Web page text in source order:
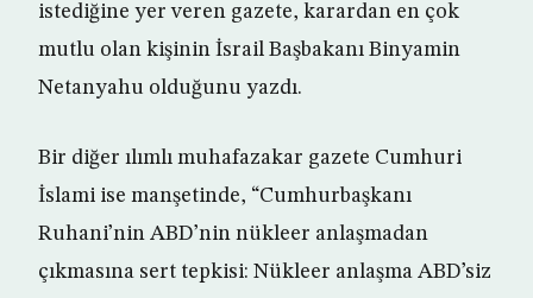
istediğine yer veren gazete, karardan en çok
mutlu olan kişinin İsrail Başbakanı Binyamin
Netanyahu olduğunu yazdı.
Bir diğer ılımlı muhafazakar gazete Cumhuri
İslami ise manşetinde, “Cumhurbaşkanı
Ruhani’nin ABD’nin nükleer anlaşmadan
çıkmasına sert tepkisi: Nükleer anlaşma ABD’siz